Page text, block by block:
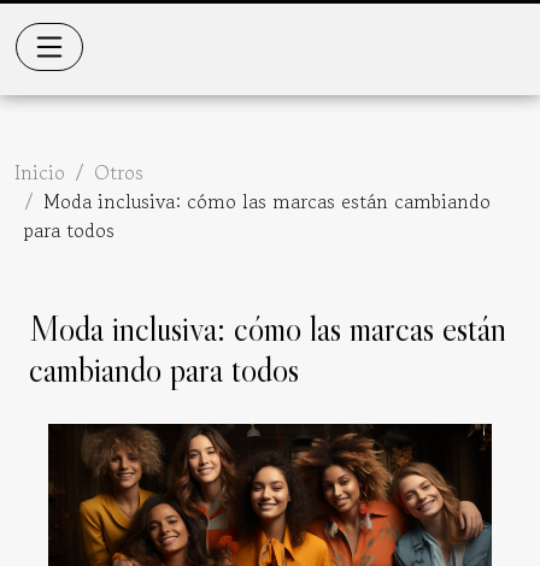
Inicio
Otros
Moda inclusiva: cómo las marcas están cambiando
para todos
Moda inclusiva: cómo las marcas están
cambiando para todos